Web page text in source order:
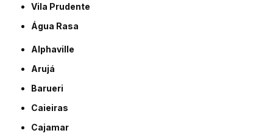
Vila Prudente
Água Rasa
Alphaville
Arujá
Barueri
Caieiras
Cajamar